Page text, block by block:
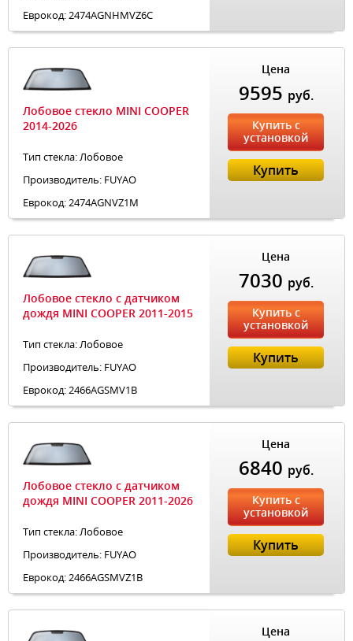
Еврокод: 2474AGNHMVZ6C
Лобовое стекло MINI COOPER
2014-2026
Тип стекла: Лобовое
Производитель: FUYAO
Еврокод: 2474AGNVZ1M
Цена
9595 руб.
Купить с
установкой
Купить
Лобовое стекло с датчиком
дождя MINI COOPER 2011-2015
Тип стекла: Лобовое
Производитель: FUYAO
Еврокод: 2466AGSMV1B
Цена
7030 руб.
Купить с
установкой
Купить
Лобовое стекло с датчиком
дождя MINI COOPER 2011-2026
Тип стекла: Лобовое
Производитель: FUYAO
Еврокод: 2466AGSMVZ1B
Цена
6840 руб.
Купить с
установкой
Купить
Цена